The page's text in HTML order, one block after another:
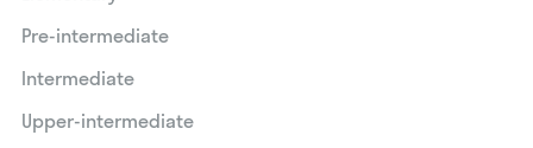
Pre-intermediate
Intermediate
Upper-intermediate